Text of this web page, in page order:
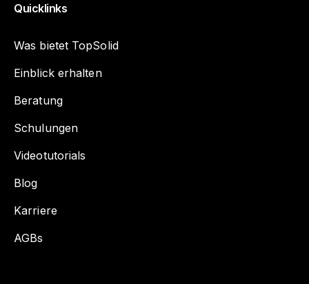
Quicklinks
Was bietet TopSolid
Einblick erhalten
Beratung
Schulungen
Videotutorials
Blog
Karriere
AGBs